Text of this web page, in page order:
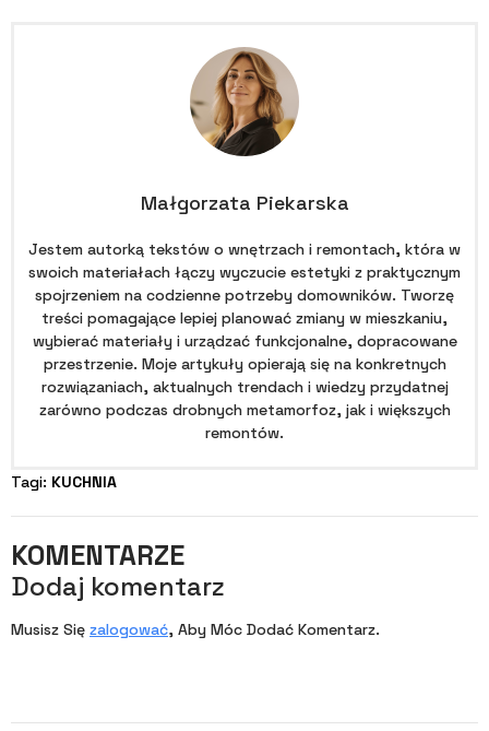
Małgorzata Piekarska
Jestem autorką tekstów o wnętrzach i remontach, która w
swoich materiałach łączy wyczucie estetyki z praktycznym
spojrzeniem na codzienne potrzeby domowników. Tworzę
treści pomagające lepiej planować zmiany w mieszkaniu,
wybierać materiały i urządzać funkcjonalne, dopracowane
przestrzenie. Moje artykuły opierają się na konkretnych
rozwiązaniach, aktualnych trendach i wiedzy przydatnej
zarówno podczas drobnych metamorfoz, jak i większych
remontów.
Tagi: KUCHNIA
KOMENTARZE
Dodaj komentarz
Musisz Się zalogować, Aby Móc Dodać Komentarz.